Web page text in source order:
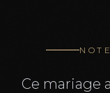
Ce mariage